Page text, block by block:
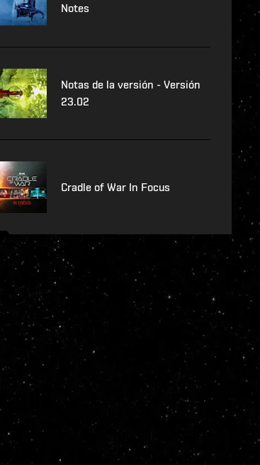
Notes
Notas de la versión - Versión
23.02
Cradle of War In Focus